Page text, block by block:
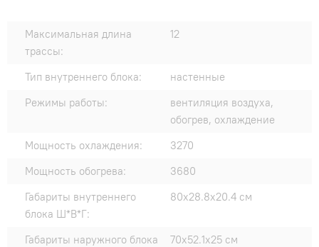
Максимальная длина
трассы:
12
Тип внутреннего блока:
настенные
Режимы работы:
вентиляция воздуха,
обогрев, охлаждение
Мощность охлаждения:
3270
Мощность обогрева:
3680
Габариты внутреннего
блока Ш*В*Г:
80x28.8x20.4 см
Габариты наружного блока
70x52.1x25 см